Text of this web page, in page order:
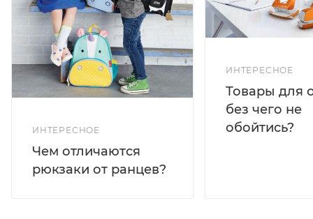
ИНТЕРЕСНОЕ
Чем отличаются
рюкзаки от ранцев?
ИНТЕРЕСНОЕ
Товары для
без чего не
обойтись?